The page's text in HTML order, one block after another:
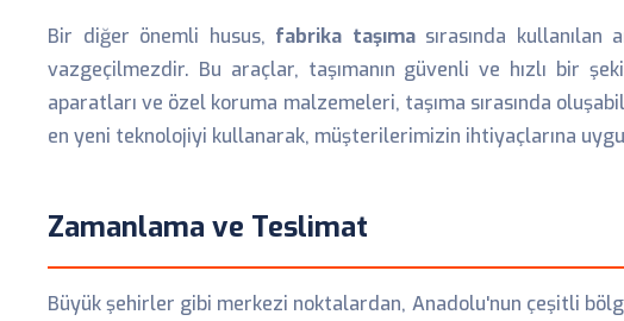
Bir diğer önemli husus, fabrika taşımasırasında
vazgeçilmezdir. Bu araçlar, taşımanın güvenli ve hızlı bir
aparatları ve özel koruma malzemeleri, taşıma sırasında
en yeni teknolojiyi kullanarak, müşterilerimizin ihtiyaçlarına
Zamanlama ve Teslimat
Büyük şehirler gibi merkezi noktalardan, Anadolu'nun çeşitli